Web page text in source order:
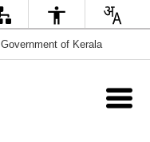
Government of Kerala